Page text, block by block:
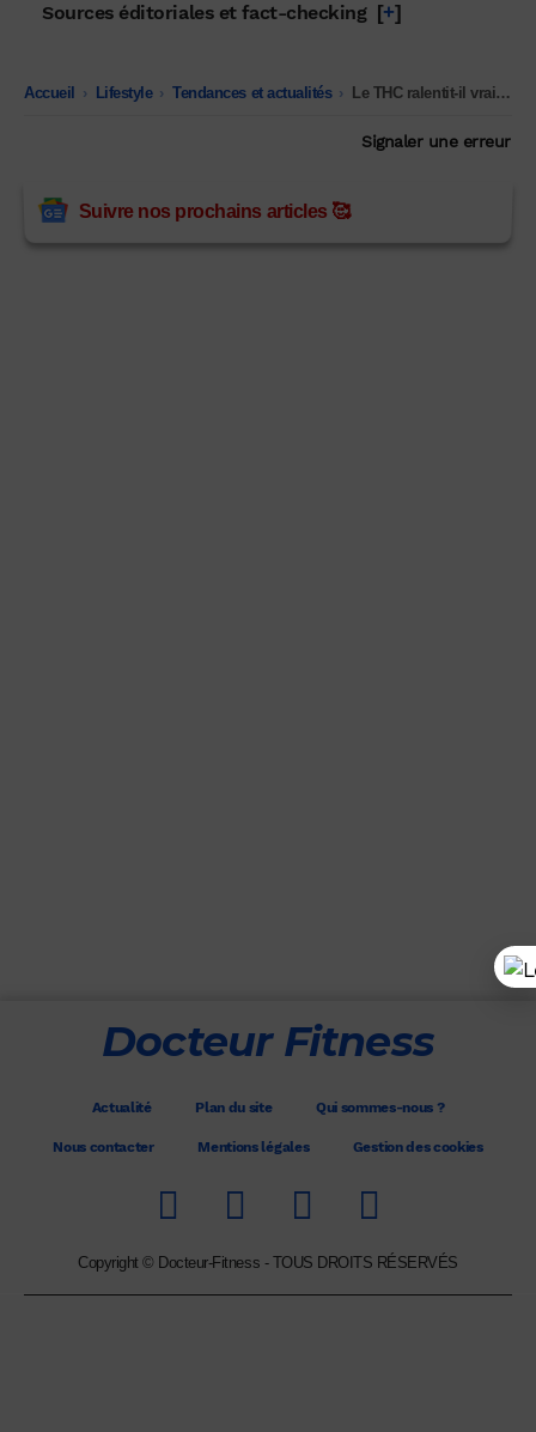
Sources éditoriales et fact-checking [+]
Accueil -
Lifestyle -
Tendances et actualités -Le THC ralentit-il vraiment le métabolisme ou est-ce un mythe ?
Signaler une erreur
Suivre nos prochains articles 🥰
Docteur Fitness
Actualité Plan du site Qui sommes-nous ?
Nous contacter Mentions légales Gestion des cookies
Copyright © Docteur-Fitness - TOUS DROITS RÉSERVÉS